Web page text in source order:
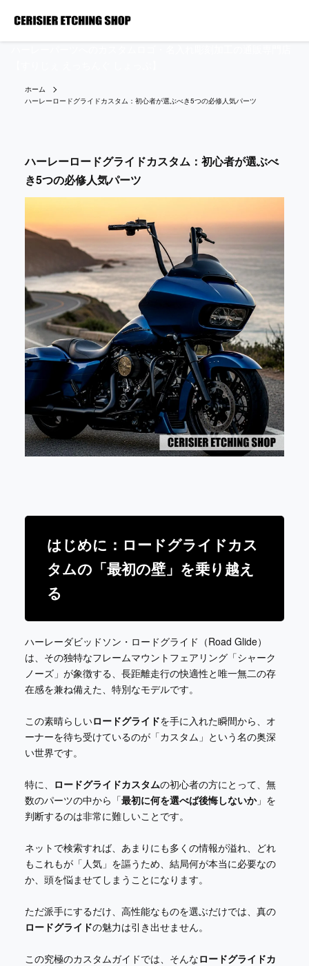
ホーム
ハーレーロードグライドカスタム：初心者が選ぶべき5つの必修人気パーツ
ハーレーロードグライドカスタム：初心者が選ぶべ
き5つの必修人気パーツ
はじめに：ロードグライドカス
タムの「最初の壁」を乗り越え
る
ハーレーダビッドソン・ロードグライド（Road Glide）
は、その独特なフレームマウントフェアリング「シャーク
ノーズ」が象徴する、長距離走行の快適性と唯一無二の存
在感を兼ね備えた、特別なモデルです。
この素晴らしいロードグライドを手に入れた瞬間から、オ
ーナーを待ち受けているのが「カスタム」という名の奥深
い世界です。
特に、 ロードグライドカスタムの初心者の方にとって、無
数のパーツの中から「最初に何を選べば後悔しないか」を
判断するのは非常に難しいことです。
ネットで検索すれば、あまりにも多くの情報が溢れ、どれ
もこれもが「人気」を謳うため、結局何が本当に必要なの
か、頭を悩ませてしまうことになります。
ただ派手にするだけ、高性能なものを選ぶだけでは、真の
ロードグライドの魅力は引き出せません。
この究極のカスタムガイドでは、そんなロードグライドカ